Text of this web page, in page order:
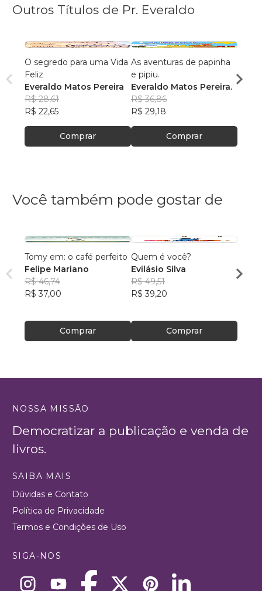
Outros Títulos de Pr. Everaldo
O segredo para uma Vida
Feliz
Everaldo Matos Pereira
R$ 28,61
R$ 22,65
Comprar
As aventuras de papinha
e pipiu.
Everaldo Matos Pereira.
R$ 36,86
R$ 29,18
Comprar
e
Você também pode gostar de
Tomy em: o café perfeito
Felipe Mariano
R$ 46,74
R$ 37,00
Comprar
Quem é você?
Evilásio Silva
R$ 49,51
R$ 39,20
Comprar
R$
NOSSA MISSÃO
Democratizar a publicação e venda de
livros.
SAIBA MAIS
Dúvidas e Contato
Política de Privacidade
Termos e Condições de Uso
SIGA-NOS